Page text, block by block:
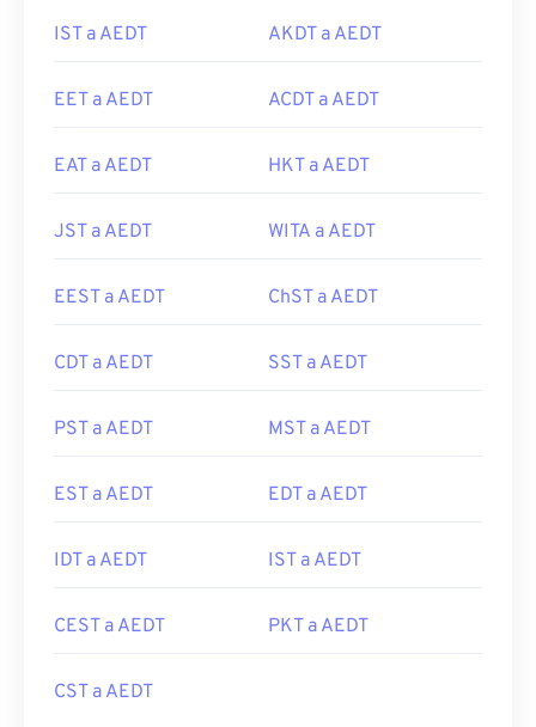
IST a AEDT AKDT a AEDT
EET a AEDT ACDT a AEDT
EAT a AEDT HKT a AEDT
JST a AEDT WITA a AEDT
EEST a AEDT ChST a AEDT
CDT a AEDT SST a AEDT
PST a AEDT MST a AEDT
EST a AEDT EDT a AEDT
IDT a AEDT IST a AEDT
CEST a AEDT PKT a AEDT
CST a AEDT